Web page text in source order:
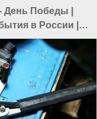
День Победы
в России